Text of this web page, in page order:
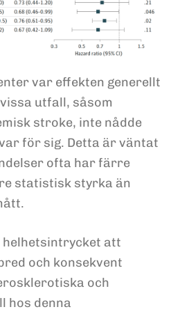
var effekten generellt
utfall, såsom
stroke, inte nådde
för sig. Detta är väntat
ofta har färre
statistisk styrka än
att
och konsekvent
och
hos denna